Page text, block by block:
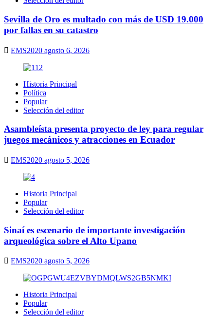
Sevilla de Oro es multado con más de USD 19.000
por fallas en su catastro
EMS2020 agosto 6, 2026
Historia Principal
Política
Popular
Selección del editor
Asambleísta presenta proyecto de ley para regular
juegos mecánicos y atracciones en Ecuador
EMS2020 agosto 5, 2026
Historia Principal
Popular
Selección del editor
Sinaí es escenario de importante investigación
arqueológica sobre el Alto Upano
EMS2020 agosto 5, 2026
Historia Principal
Popular
Selección del editor